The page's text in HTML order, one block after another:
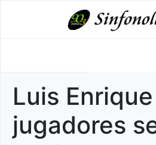
Luis
jugadores